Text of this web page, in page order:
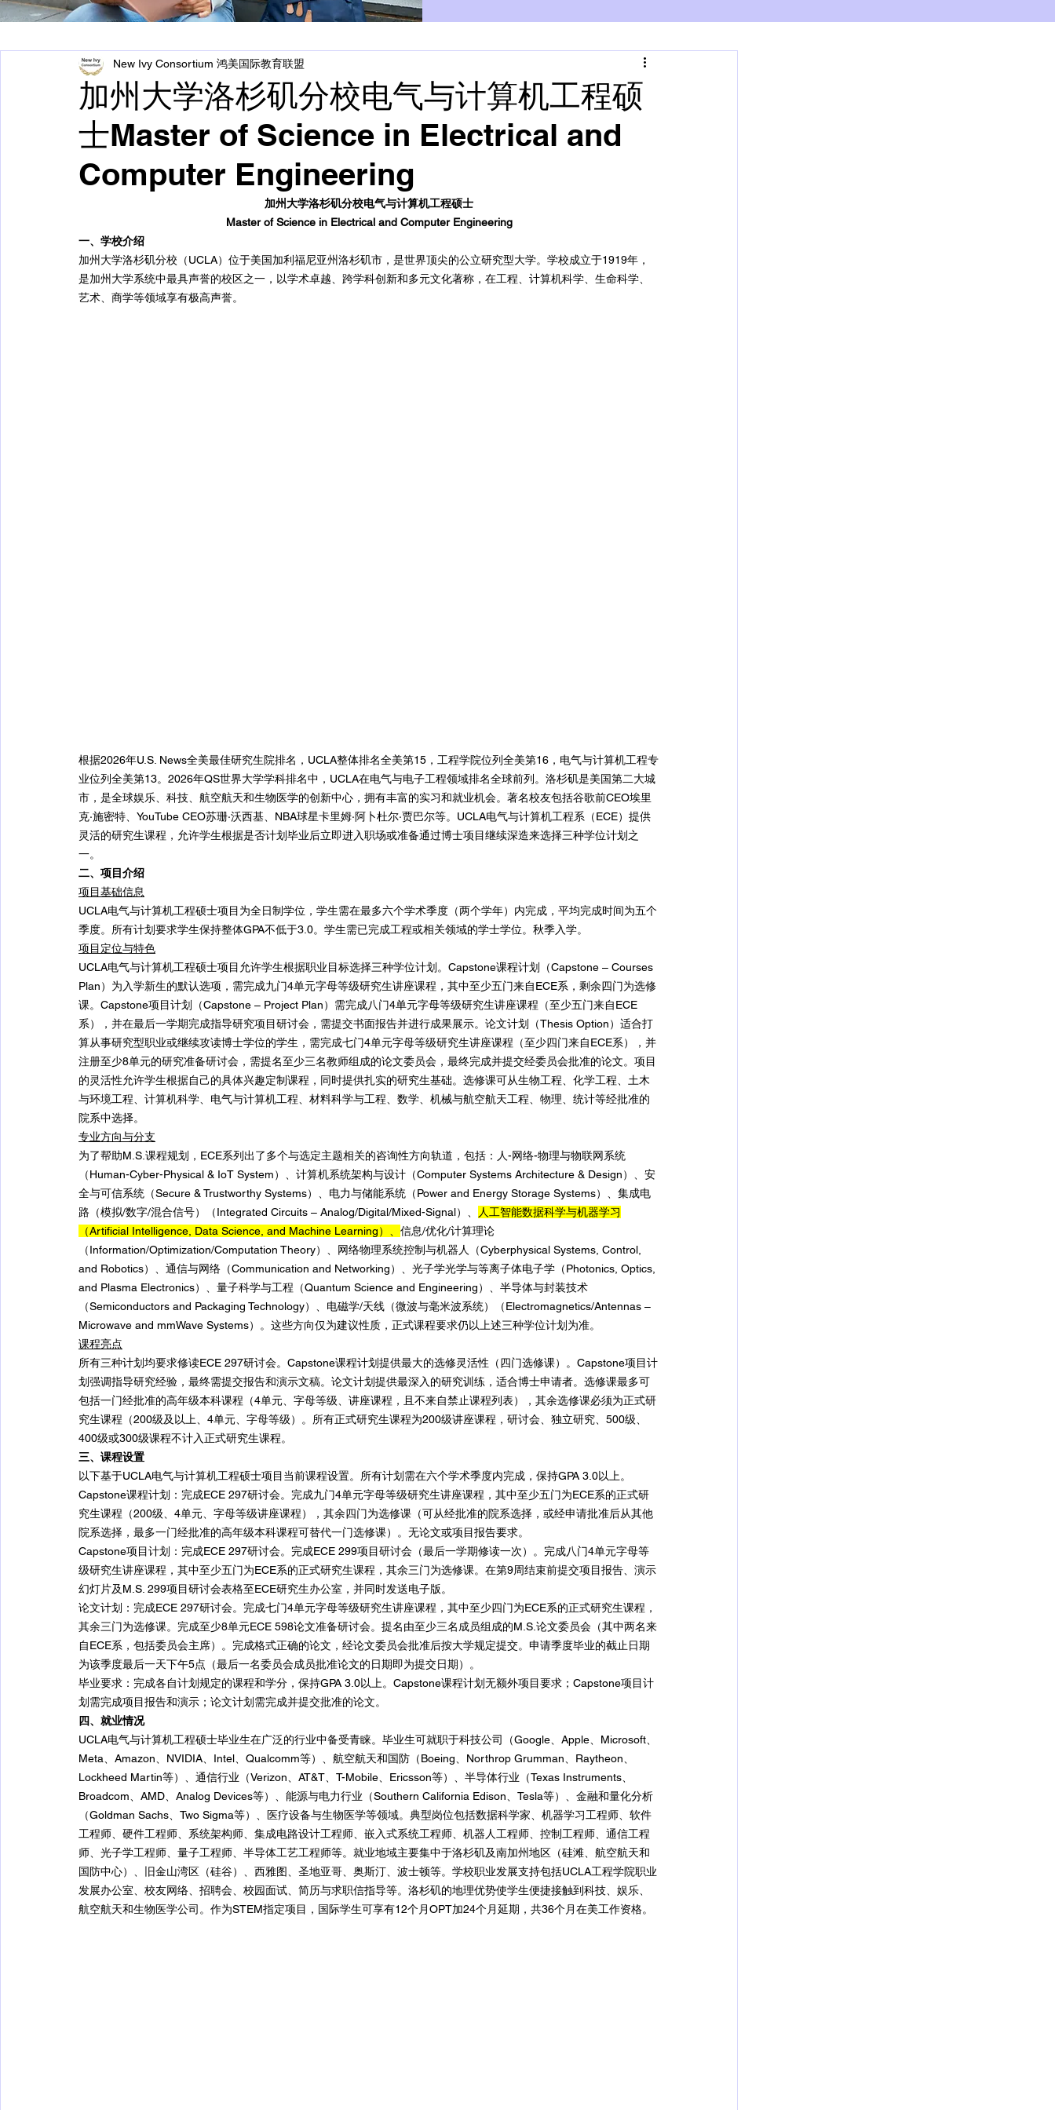
加州大学洛杉矶分校电气与计算机工程硕
士Master of Science in Electrical and
Computer Engineering
New Ivy Consortium 鸿美国际教育联盟
加州大学洛杉矶分校电气与计算机工程硕士
Master of Science in Electrical and Computer Engineering
一、学校介绍
加州大学洛杉矶分校（UCLA）位于美国加利福尼亚州洛杉矶市，是世界顶尖的公立研究型大学。学校成立于1919年，
是加州大学系统中最具声誉的校区之一，以学术卓越、跨学科创新和多元文化著称，在工程、计算机科学、生命科学、
艺术、商学等领域享有极高声誉。
根据2026年U.S. News全美最佳研究生院排名，UCLA整体排名全美第15，工程学院位列全美第16，电气与计算机工程专
业位列全美第13。2026年QS世界大学学科排名中，UCLA在电气与电子工程领域排名全球前列。洛杉矶是美国第二大城
市，是全球娱乐、科技、航空航天和生物医学的创新中心，拥有丰富的实习和就业机会。著名校友包括谷歌前CEO埃里
克·施密特、YouTube CEO苏珊·沃西基、NBA球星卡里姆·阿卜杜尔·贾巴尔等。UCLA电气与计算机工程系（ECE）提供
灵活的研究生课程，允许学生根据是否计划毕业后立即进入职场或准备通过博士项目继续深造来选择三种学位计划之
一。
二、项目介绍
项目基础信息
UCLA电气与计算机工程硕士项目为全日制学位，学生需在最多六个学术季度（两个学年）内完成，平均完成时间为五个
季度。所有计划要求学生保持整体GPA不低于3.0。学生需已完成工程或相关领域的学士学位。秋季入学。
项目定位与特色
UCLA电气与计算机工程硕士项目允许学生根据职业目标选择三种学位计划。Capstone课程计划（Capstone – Courses
Plan）为入学新生的默认选项，需完成九门4单元字母等级研究生讲座课程，其中至少五门来自ECE系，剩余四门为选修
课。Capstone项目计划（Capstone – Project Plan）需完成八门4单元字母等级研究生讲座课程（至少五门来自ECE
系），并在最后一学期完成指导研究项目研讨会，需提交书面报告并进行成果展示。论文计划（Thesis Option）适合打
算从事研究型职业或继续攻读博士学位的学生，需完成七门4单元字母等级研究生讲座课程（至少四门来自ECE系），并
注册至少8单元的研究准备研讨会，需提名至少三名教师组成的论文委员会，最终完成并提交经委员会批准的论文。项目
的灵活性允许学生根据自己的具体兴趣定制课程，同时提供扎实的研究生基础。选修课可从生物工程、化学工程、土木
与环境工程、计算机科学、电气与计算机工程、材料科学与工程、数学、机械与航空航天工程、物理、统计等经批准的
院系中选择。
专业方向与分支
为了帮助M.S.课程规划，ECE系列出了多个与选定主题相关的咨询性方向轨道，包括：人-网络-物理与物联网系统
（Human-Cyber-Physical & IoT System）、计算机系统架构与设计（Computer Systems Architecture & Design）、安
全与可信系统（Secure & Trustworthy Systems）、电力与储能系统（Power and Energy Storage Systems）、集成电
路（模拟/数字/混合信号）（Integrated Circuits – Analog/Digital/Mixed-Signal）、
人工智能数据科学与机器学习
（Artificial Intelligence, Data Science, and Machine Learning）、 信息/优化/计算理论
（Information/Optimization/Computation Theory）、网络物理系统控制与机器人（Cyberphysical Systems, Control,
and Robotics）、通信与网络（Communication and Networking）、光子学光学与等离子体电子学（Photonics, Optics,
and Plasma Electronics）、量子科学与工程（Quantum Science and Engineering）、半导体与封装技术
（Semiconductors and Packaging Technology）、电磁学/天线（微波与毫米波系统）（Electromagnetics/Antennas –
Microwave and mmWave Systems）。这些方向仅为建议性质，正式课程要求仍以上述三种学位计划为准。
课程亮点
所有三种计划均要求修读ECE 297研讨会。Capstone课程计划提供最大的选修灵活性（四门选修课）。Capstone项目计
划强调指导研究经验，最终需提交报告和演示文稿。论文计划提供最深入的研究训练，适合博士申请者。选修课最多可
包括一门经批准的高年级本科课程（4单元、字母等级、讲座课程，且不来自禁止课程列表），其余选修课必须为正式研
究生课程（200级及以上、4单元、字母等级）。所有正式研究生课程为200级讲座课程，研讨会、独立研究、500级、
400级或300级课程不计入正式研究生课程。
三、课程设置
以下基于UCLA电气与计算机工程硕士项目当前课程设置。所有计划需在六个学术季度内完成，保持GPA 3.0以上。
Capstone课程计划：完成ECE 297研讨会。完成九门4单元字母等级研究生讲座课程，其中至少五门为ECE系的正式研
究生课程（200级、4单元、字母等级讲座课程），其余四门为选修课（可从经批准的院系选择，或经申请批准后从其他
院系选择，最多一门经批准的高年级本科课程可替代一门选修课）。无论文或项目报告要求。
Capstone项目计划：完成ECE 297研讨会。完成ECE 299项目研讨会（最后一学期修读一次）。完成八门4单元字母等
级研究生讲座课程，其中至少五门为ECE系的正式研究生课程，其余三门为选修课。在第9周结束前提交项目报告、演示
幻灯片及M.S. 299项目研讨会表格至ECE研究生办公室，并同时发送电子版。
论文计划：完成ECE 297研讨会。完成七门4单元字母等级研究生讲座课程，其中至少四门为ECE系的正式研究生课程，
其余三门为选修课。完成至少8单元ECE 598论文准备研讨会。提名由至少三名成员组成的M.S.论文委员会（其中两名来
自ECE系，包括委员会主席）。完成格式正确的论文，经论文委员会批准后按大学规定提交。申请季度毕业的截止日期
为该季度最后一天下午5点（最后一名委员会成员批准论文的日期即为提交日期）。
毕业要求：完成各自计划规定的课程和学分，保持GPA 3.0以上。Capstone课程计划无额外项目要求；Capstone项目计
划需完成项目报告和演示；论文计划需完成并提交批准的论文。
四、就业情况
UCLA电气与计算机工程硕士毕业生在广泛的行业中备受青睐。毕业生可就职于科技公司（Google、Apple、Microsoft、
Meta、Amazon、NVIDIA、Intel、Qualcomm等）、航空航天和国防（Boeing、Northrop Grumman、Raytheon、
Lockheed Martin等）、通信行业（Verizon、AT&T、T-Mobile、Ericsson等）、半导体行业（Texas Instruments、
Broadcom、AMD、Analog Devices等）、能源与电力行业（Southern California Edison、Tesla等）、金融和量化分析
（Goldman Sachs、Two Sigma等）、医疗设备与生物医学等领域。典型岗位包括数据科学家、机器学习工程师、软件
工程师、硬件工程师、系统架构师、集成电路设计工程师、嵌入式系统工程师、机器人工程师、控制工程师、通信工程
师、光子学工程师、量子工程师、半导体工艺工程师等。就业地域主要集中于洛杉矶及南加州地区（硅滩、航空航天和
国防中心）、旧金山湾区（硅谷）、西雅图、圣地亚哥、奥斯汀、波士顿等。学校职业发展支持包括UCLA工程学院职业
发展办公室、校友网络、招聘会、校园面试、简历与求职信指导等。洛杉矶的地理优势使学生便捷接触到科技、娱乐、
航空航天和生物医学公司。作为STEM指定项目，国际学生可享有12个月OPT加24个月延期，共36个月在美工作资格。